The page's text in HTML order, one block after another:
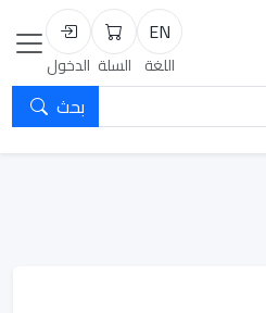
EN
اللغة
السلة
السلة
تسجيل
الدخول
بحث